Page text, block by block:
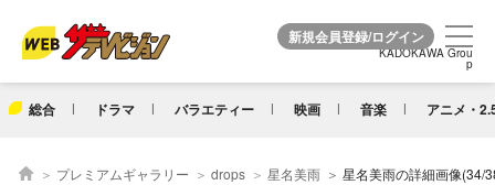
KADOKAWA Grou
p
総合 ドラマ バラエティー 映画 音楽 アニメ・
KADOKAWA Grou
p
プレミアムギャラリー drops 星名美雨 星名美雨の詳細画像(34/